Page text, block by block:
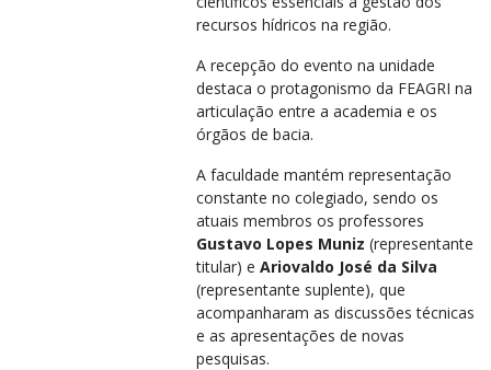
recursos hídricos na região.
A recepção do evento na unidade
destaca o protagonismo da FEAGRI na
articulação entre a academia e os
órgãos de bacia.
A faculdade mantém representação
constante no colegiado, sendo os
atuais membros os professores
Gustavo Lopes Muniz (representante
titular) e Ariovaldo José da Silva
(representante suplente), que
acompanharam as discussões técnicas
e as apresentações de novas
pesquisas.